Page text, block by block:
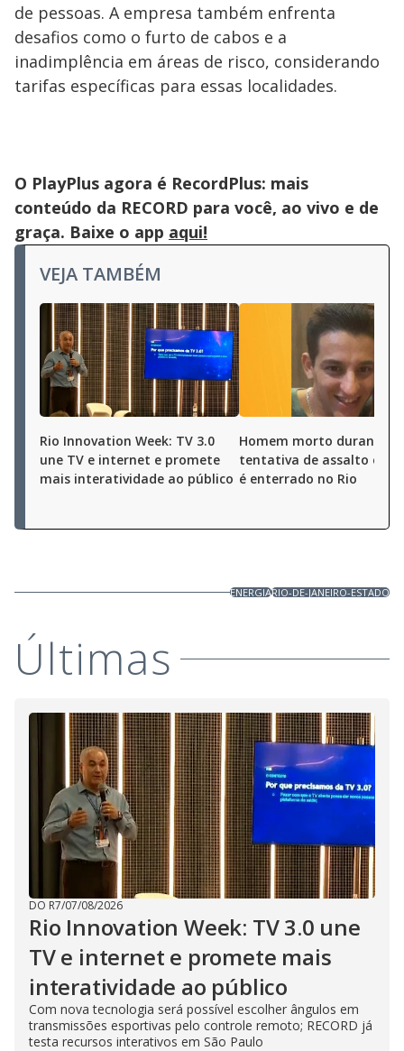
de pessoas. A empresa também enfrenta
desafios como o furto de cabos e a
inadimplência em áreas de risco, considerando
tarifas específicas para essas localidades.
O PlayPlus agora é RecordPlus: mais
conteúdo da RECORD para você, ao vivo e de
graça. Baixe o app aqui!
VEJA TAMBÉM
Rio Innovation Week: TV 3.0
une TV e internet e promete
mais interatividade ao público
Homem morto durante
tentativa de assalto em
é enterrado no Rio
ENERGIARIO-DE-JANEIRO-ESTADO
Últimas
DO R7/07/08/2026
Rio Innovation Week: TV 3.0 une
TV e internet e promete mais
interatividade ao público
Com nova tecnologia será possível escolher ângulos em
transmissões esportivas pelo controle remoto; RECORD já
testa recursos interativos em São Paulo